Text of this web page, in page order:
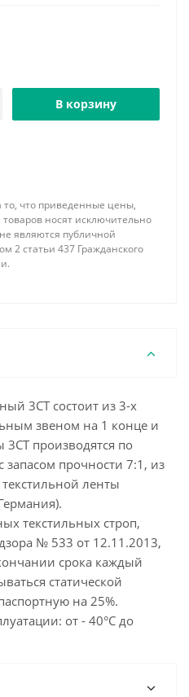
В корзину
что приведенные цены,
носят исключительно
являются публичной
2 статьи 437 Гражданского
3СТ состоит из 3-х
звеном на 1 конце и
производятся по
запасом прочности 7:1, из
ленты
текстильных строп,
№ 533 от 12.11.2013,
срока каждый
статической
на 25%.
от - 40°С до